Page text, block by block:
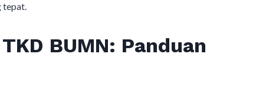
tepat.
BUMN: Panduan